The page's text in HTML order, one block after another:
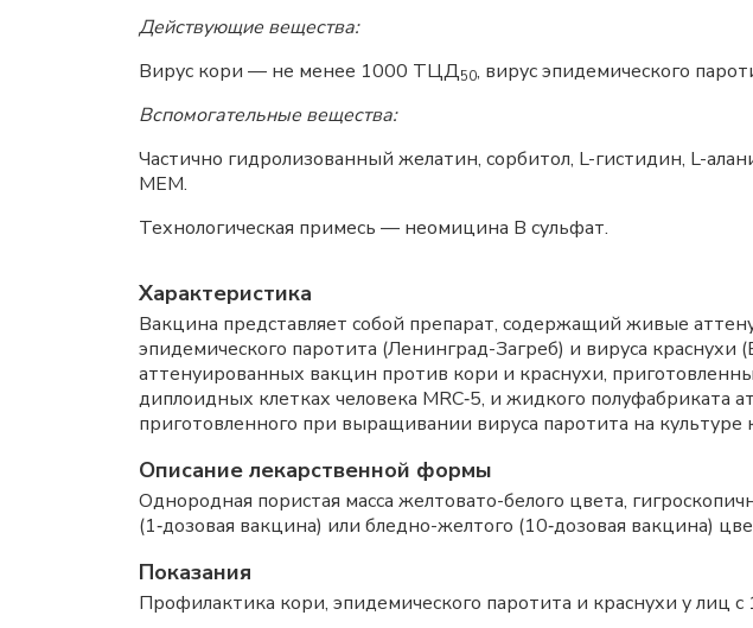
Действующие вещества:
Вирус кори — не менее 1000 ТЦД50, вирус эпидемического
Вспомогательные вещества:
Частично гидролизованный желатин, сорбитол, L-гистидин, L-
МЕМ.
Технологическая примесь — неомицина B сульфат.
Характеристика
Вакцина представляет собой препарат, содержащий живые
эпидемического паротита (Ленинград-Загреб) и вируса
аттенуированных вакцин против кори и краснухи,
диплоидных клетках человека MRC‑5, и жидкого полуфабриката
приготовленного при выращивании вируса паротита на
Описание лекарственной формы
Однородная пористая масса желтовато-белого цвета,
(1‑дозовая вакцина) или бледно-желтого (10‑дозовая вакцина)
Показания
Профилактика кори, эпидемического паротита и краснухи у лиц